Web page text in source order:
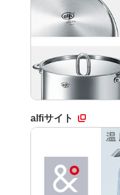
alfiサイト